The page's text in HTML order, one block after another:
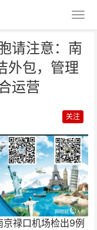
请注意：南
外包，管理
运营
关注
京禄口机场检出9例